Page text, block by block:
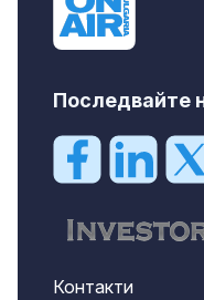
Последвайте
Контакти